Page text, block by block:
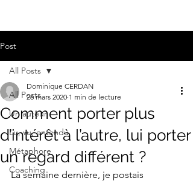
Post
All Posts
Un auteur
Lu, vu, entendu
Métaphore
Coaching
All Posts
Comment porter plus
d’intérêt à l’autre, lui porter
un regard différent ?
Dominique CERDAN
26 mars 2020 1 min de lecture
La semaine dernière, je postais